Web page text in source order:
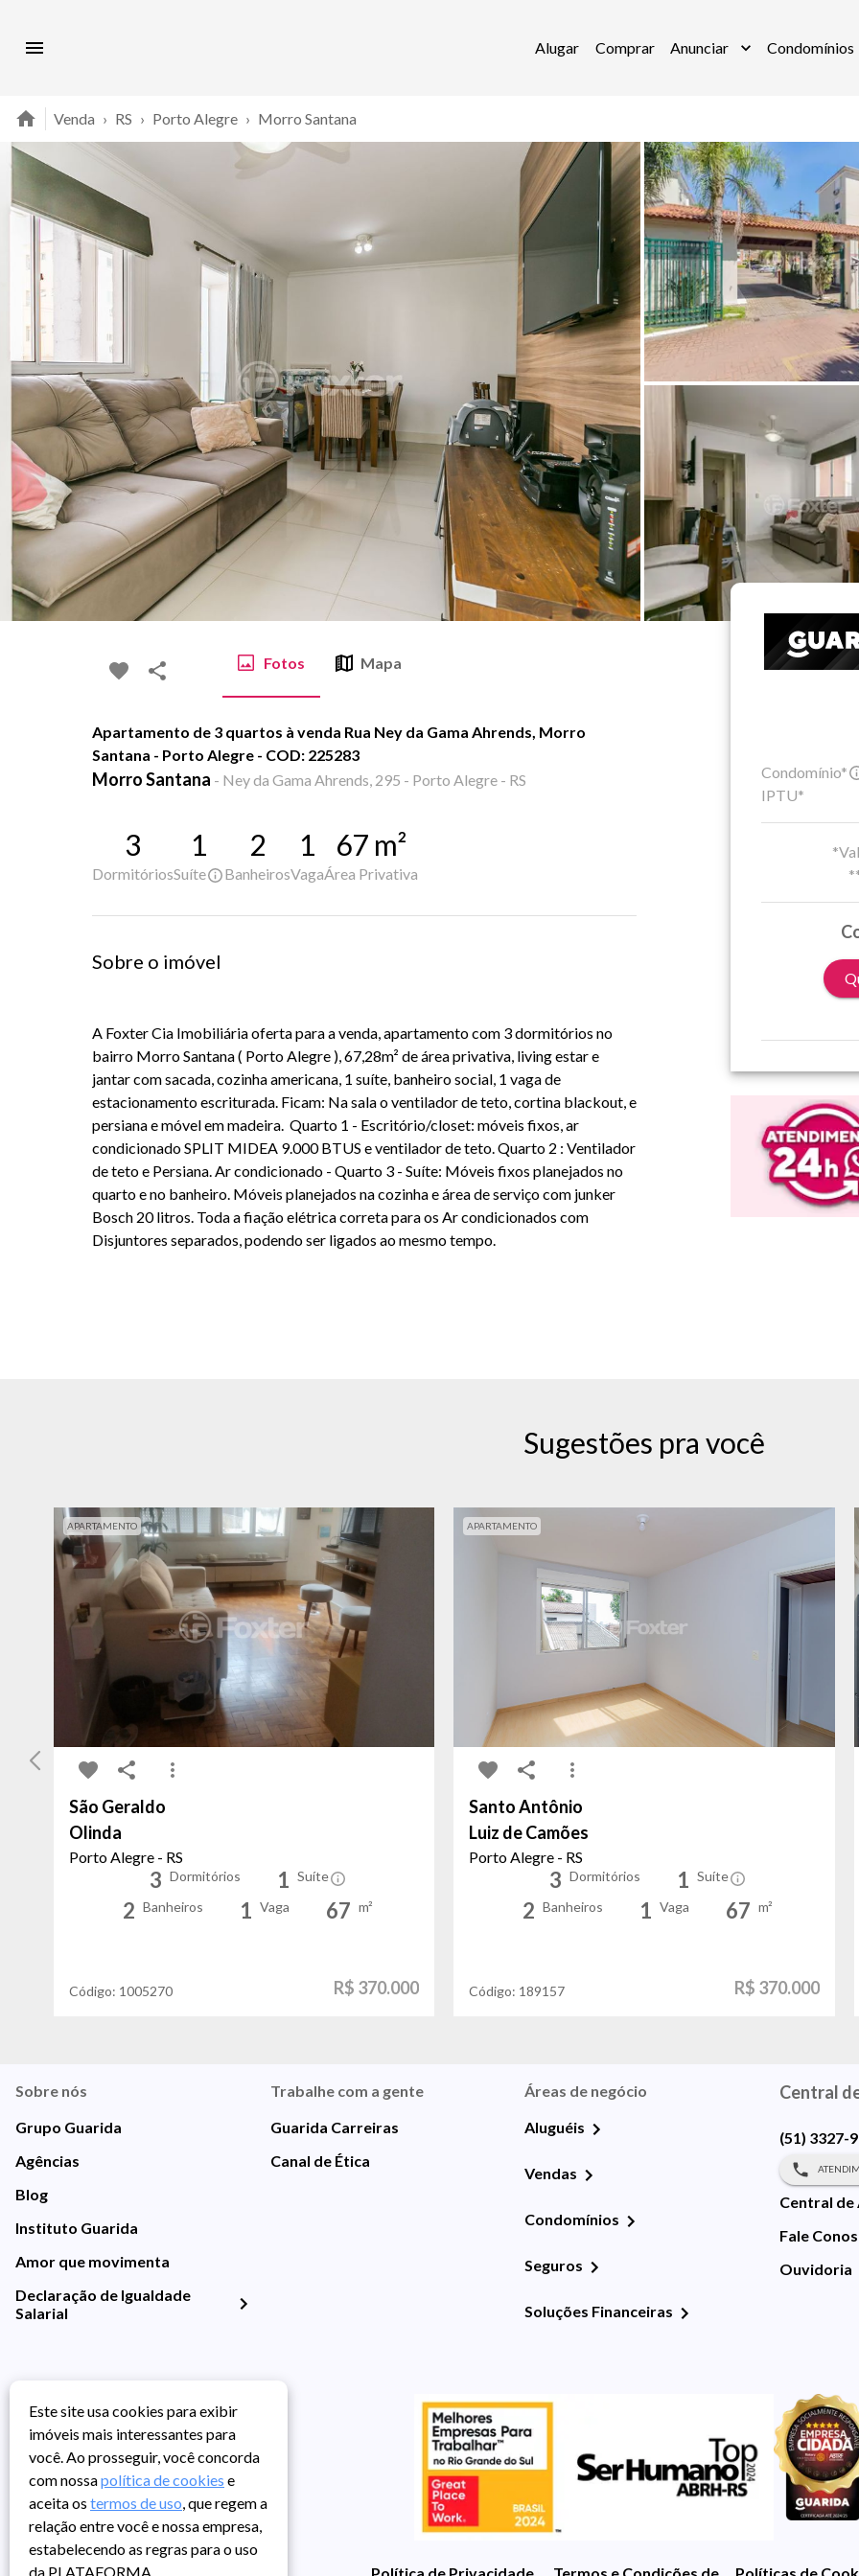
Alugar Comprar Anunciar Condomínios
Venda › RS › Porto Alegre › Morro Santana
Fotos Mapa
Apartamento de 3 quartos à venda Rua Ney da Gama Ahrends, Morro
Santana - Porto Alegre - COD: 225283
Morro Santana - Ney da Gama Ahrends, 295 - Porto Alegre - RS
3
Dormitórios
1
Suíte
2
Banheiros
1
Vaga
67 m²
Área Privativa
Sobre o imóvel
A Foxter Cia Imobiliária oferta para a venda, apartamento com 3 dormitórios no
bairro Morro Santana ( Porto Alegre ), 67,28m² de área privativa, living estar e
jantar com sacada, cozinha americana, 1 suíte, banheiro social, 1 vaga de
estacionamento escriturada. Ficam: Na sala o ventilador de teto, cortina blackout, e
persiana e móvel em madeira. Quarto 1 - Escritório/closet: móveis fixos, ar
condicionado SPLIT MIDEA 9.000 BTUS e ventilador de teto. Quarto 2 : Ventilador
de teto e Persiana. Ar condicionado - Quarto 3 - Suíte: Móveis fixos planejados no
quarto e no banheiro. Móveis planejados na cozinha e área de serviço com junker
Bosch 20 litros. Toda a fiação elétrica correta para os Ar condicionados com
Disjuntores separados, podendo ser ligados ao mesmo tempo.
Condomínio*
IPTU*
Sugestões pra você
APARTAMENTO
São Geraldo
Olinda
Porto Alegre - RS
3 Dormitórios 1 Suíte
2 Banheiros 1 Vaga 67 m²
Código: 1005270 R$ 370.000
APARTAMENTO
Santo Antônio
Luiz de Camões
Porto Alegre - RS
3 Dormitórios 1 Suíte
2 Banheiros 1 Vaga 67 m²
Código: 189157 R$ 370.000
Sobre nós
Grupo Guarida
Agências
Blog
Instituto Guarida
Amor que movimenta
Declaração de Igualdade
Salarial
Trabalhe com a gente
Guarida Carreiras
Canal de Ética
Áreas de negócio
Aluguéis
Vendas
Condomínios
Seguros
Soluções Financeiras
Central
(51) 3327-
Central de
Fale
Ouvidoria
Política de Privacidade Termos e Condições de UsoPolíticas de
Este site usa cookies para exibir
imóveis mais interessantes para
você. Ao prosseguir, você concorda
com nossapolítica de cookies e
aceita os termos de uso, que regem a
relação entre você e nossa empresa,
estabelecendo as regras para o uso
da PLATAFORMA.